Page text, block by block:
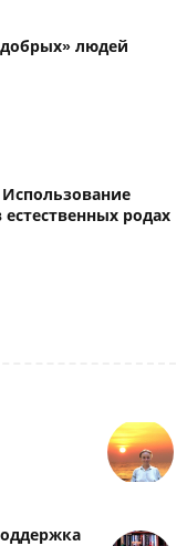
людей
естественных родах